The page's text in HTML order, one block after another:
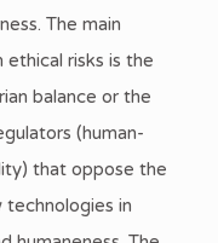
The main
risks is the
balance or the
(human-
that oppose the
in